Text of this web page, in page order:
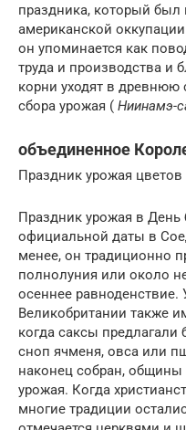
праздника, который был
американской
он упоминается как
труда и производства и
корни уходят в
сбора урожая ( Ниинамэ-
объединенное
Праздник урожая
Праздник урожая в День
официальной даты в
менее, он традиционно
полнолуния или около
осеннее равноденствие.
Великобритании также
когда саксы
сноп ячменя, овса или
наконец собран, общины
урожая. Когда
многие традиции